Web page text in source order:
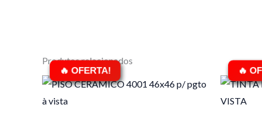
Produtos relacionados
O
preço
O
preço